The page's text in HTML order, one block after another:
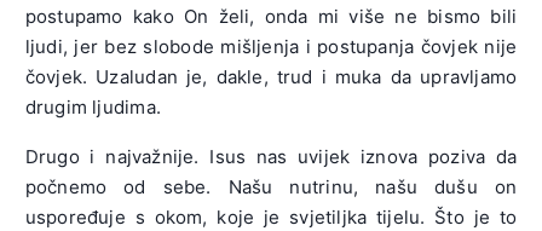
postupamo kako On želi, onda mi više ne bismo bili
ljudi, jer bez slobode mišljenja i postupanja čovjek nije
čovjek. Uzaludan je, dakle, trud i muka da upravljamo
drugim ljudima.
Drugo i najvažnije. Isus nas uvijek iznova poziva da
počnemo od sebe. Našu nutrinu, našu dušu on
uspoređuje s okom, koje je svjetiljka tijelu. Što je to